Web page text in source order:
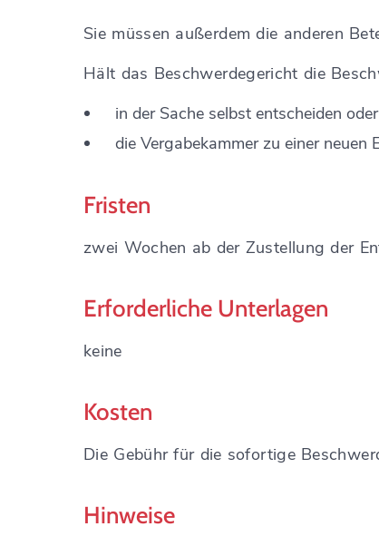
Sie müssen außerdem die anderen
Hält das Beschwerdegericht die
in der Sache selbst entscheiden oder
die Vergabekammer zu einer
Fristen
zwei Wochen ab der Zustellung der
Erforderliche Unterlagen
keine
Kosten
Die Gebühr für die sofortige
Hinweise